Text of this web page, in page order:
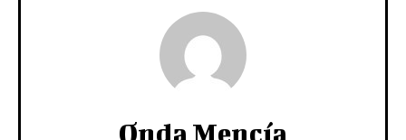
Onda Mencía